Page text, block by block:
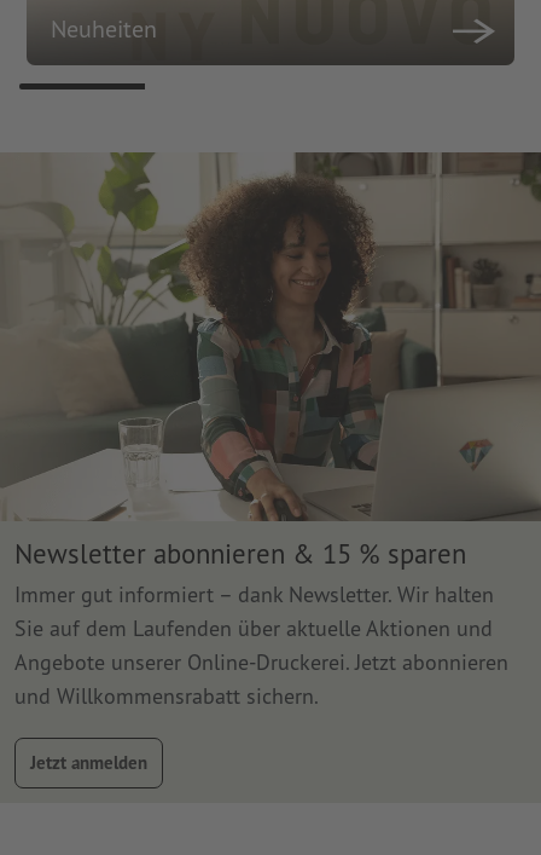
Neuheiten
Newsletter abonnieren & 15 % sparen
Immer gut informiert – dank Newsletter. Wir halten
Sie auf dem Laufenden über aktuelle Aktionen und
Angebote unserer Online-Druckerei. Jetzt abonnieren
und Willkommensrabatt sichern.
Jetzt anmelden